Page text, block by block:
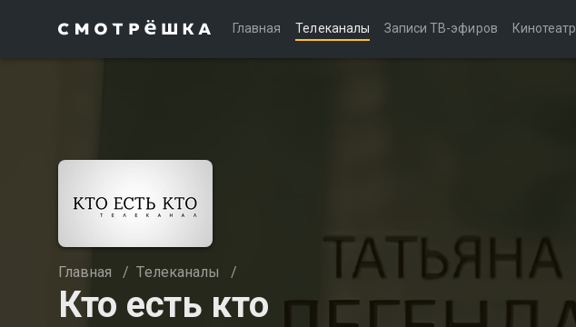
Главная Телеканалы Записи ТВ-эфиров Кинотеатр
Главная / Телеканалы /
Кто есть кто